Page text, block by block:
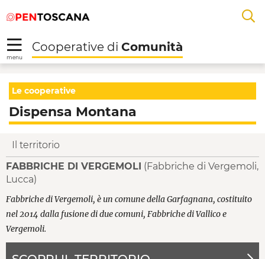
Skip to Main Content
alal
menu
Cooperative di Comunità
Dispensa Montana -
Le cooperative
Dispensa Montana
Il territorio
FABBRICHE DI VERGEMOLI (Fabbriche di Vergemoli,
Lucca)
Fabbriche di Vergemoli, è un comune della Garfagnana, costituito
nel 2014 dalla fusione di due comuni, Fabbriche di Vallico e
Vergemoli.